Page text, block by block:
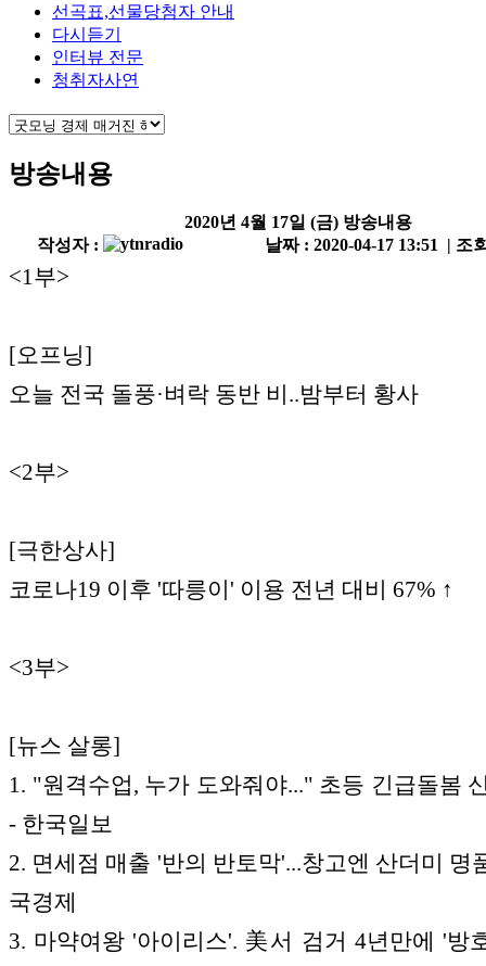
선곡표,선물당첨자 안내
다시듣기
인터뷰 전문
청취자사연
방송내용
2020년 4월 17일 (금) 방송내용
작성자 :
날짜 : 2020-04-17 13:51 | 조
<1부>
[오프닝]
오늘 전국 돌풍·벼락 동반 비..밤부터 황사
<2부>
[극한상사]
코로나19 이후 '따릉이' 이용 전년 대비 67% ↑
<3부>
[뉴스 살롱]
1. "원격수업, 누가 도와줘야..." 초등 긴급돌봄
- 한국일보
2. 면세점 매출 '반의 반토막'...창고엔 산더미 명
국경제
3. 마약여왕 '아이리스'. 美서 검거 4년만에 '방